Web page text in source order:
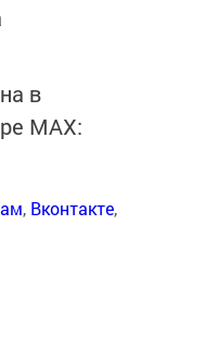
в
MАХ:
, Вконтакте,